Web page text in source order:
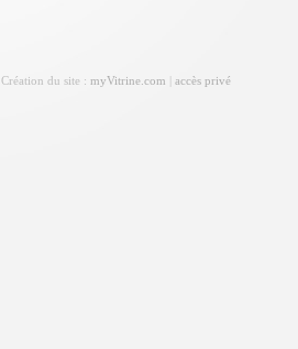
Création du site : myVitrine.com accès privé